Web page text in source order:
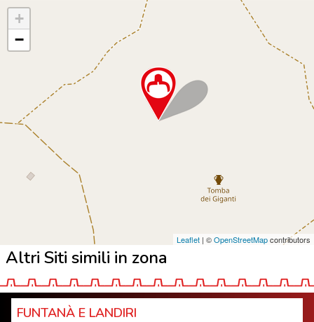
+
−
Leaflet | ©OpenStreetMapcontributors
Altri Siti simili in zona
FUNTANÀ E LANDIRI